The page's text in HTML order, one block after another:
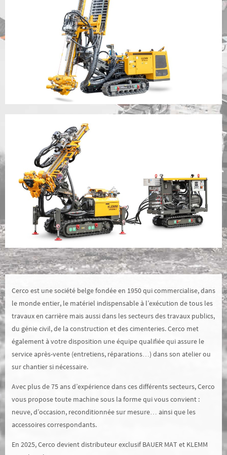
Cerco est une société belge fondée en 1950 qui commercialise, dans
le monde entier, le matériel indispensable à l’exécution de tous les
travaux en carrière mais aussi dans les secteurs des travaux publics,
du génie civil, de la construction et des cimenteries. Cerco met
également à votre disposition une équipe qualifiée qui assure le
service après-vente (entretiens, réparations…) dans son atelier ou
sur chantier si nécessaire.
Avec plus de 75 ans d’expérience dans ces différents secteurs, Cerco
vous propose toute machine sous la forme qui vous convient :
neuve, d’occasion, reconditionnée sur mesure… ainsi que les
accessoires correspondants.
En 2025, Cerco devient distributeur exclusif BAUER MAT et KLEMM